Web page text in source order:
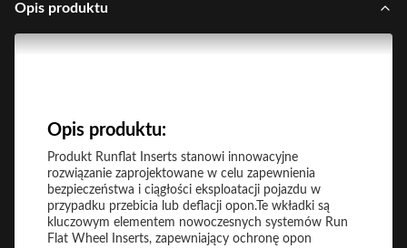
Opis produktu
Opis produktu:
Produkt Runflat Inserts stanowi innowacyjne
rozwiązanie zaprojektowane w celu zapewnienia
bezpieczeństwa i ciągłości eksploatacji pojazdu w
przypadku przebicia lub deflacji opon.Te wkładki są
kluczowym elementem nowoczesnych systemów Run
Flat Wheel Inserts, zapewniający ochronę opon